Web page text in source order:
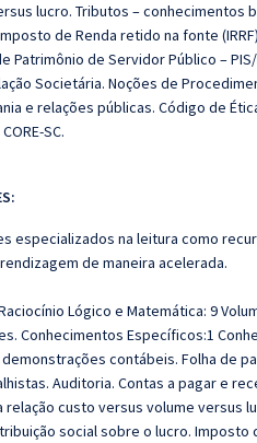
lucro. Tributos – conhecimentos
de Renda retido na fonte
Patrimônio de Servidor Público – PIS/
Societária. Noções de
e relações públicas. Código de
SC.
especializados na leitura como
de maneira acelerada.
Lógico e Matemática: 9
Conhecimentos Específicos:1
contábeis. Folha de
Auditoria. Contas a pagar e
custo versus volume versus
social sobre o lucro. Imposto